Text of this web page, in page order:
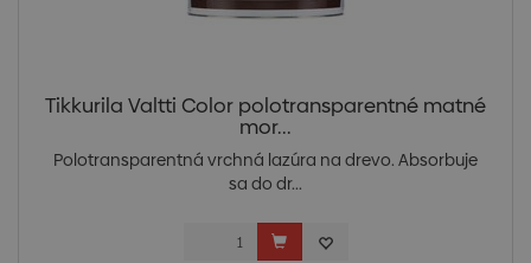
Tikkurila Valtti Color polotransparentné matné
mor...
Polotransparentná vrchná lazúra na drevo. Absorbuje
sa do dr...